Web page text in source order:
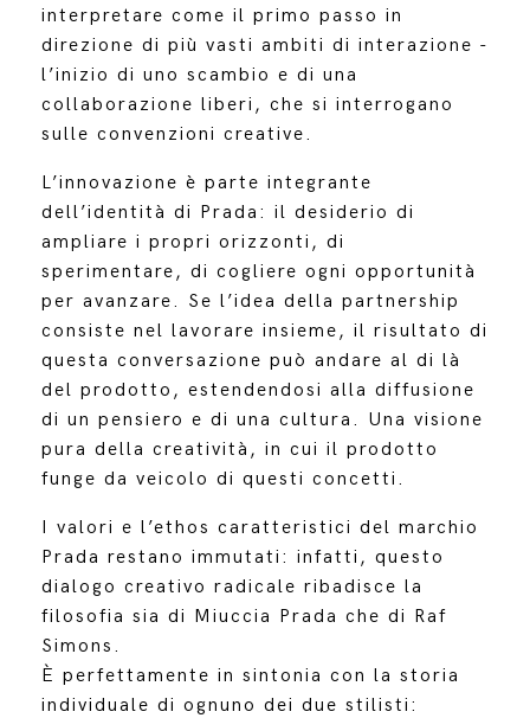
interpretare come il primo passo in
direzione di più vasti ambiti di interazione -
l’inizio di uno scambio e di una
collaborazione liberi, che si interrogano
sulle convenzioni creative.
L’innovazione è parte integrante
dell’identità di Prada: il desiderio di
ampliare i propri orizzonti, di
sperimentare, di cogliere ogni opportunità
per avanzare. Se l’idea della partnership
consiste nel lavorare insieme, il risultato di
questa conversazione può andare al di là
del prodotto, estendendosi alla diffusione
di un pensiero e di una cultura. Una visione
pura della creatività, in cui il prodotto
funge da veicolo di questi concetti.
I valori e l’ethos caratteristici del marchio
Prada restano immutati: infatti, questo
dialogo creativo radicale ribadisce la
filosofia sia di Miuccia Prada che di Raf
Simons.
È perfettamente in sintonia con la storia
individuale di ognuno dei due stilisti: